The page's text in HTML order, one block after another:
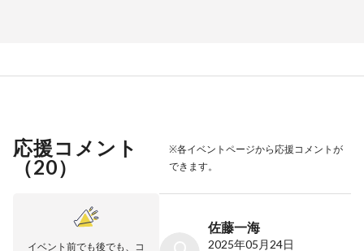
応援コメント
（20）
※各イベントページから応援コメントが
できます。
イベント前でも後でも、コ
佐藤一海
2025年05月24日